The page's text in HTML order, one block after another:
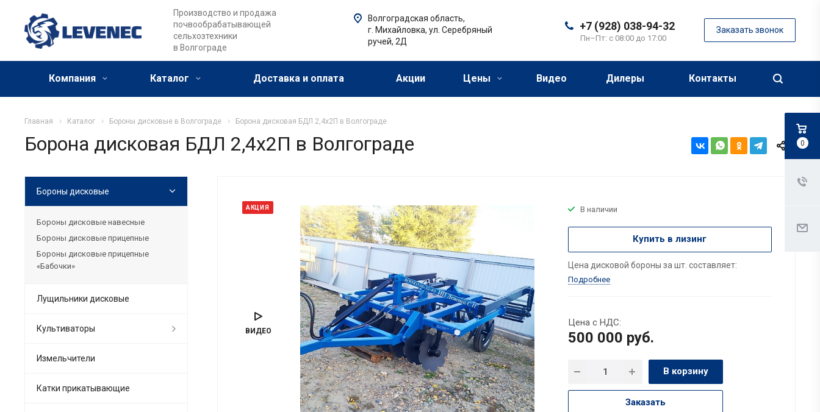
Производство и продажа
почвообрабатывающей
сельхозтехники
в Волгограде
+7 (928) 038-94-32
Пн–Пт: с 08:00 до 17:00
Заказать звонок
Волгоградская область,
г. Михайловка, ул. Серебряный
ручей, 2Д
Компания Каталог Доставка и оплата Акции Цены Видео Дилеры Контакты
Главная Каталог Бороны дисковые в Волгограде Борона дисковая БДЛ 2,4х2П в Волгограде
Борона дисковая БДЛ 2,4х2П в Волгограде
АКЦИЯ
ВИДЕО
В наличии
Купить в лизинг
Цена дисковой бороны за шт. составляет:
Подробнее
Цена с НДС:
500 000 руб.
В корзину
Заказать
Бороны дисковые
Бороны дисковые навесные
Бороны дисковые прицепные
Бороны дисковые прицепные
«Бабочки»
Лущильники дисковые
Культиваторы
Измельчители
Катки прикатывающие
0